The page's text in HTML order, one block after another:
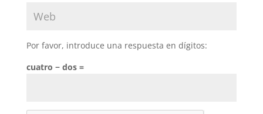
Por favor, introduce una respuesta en dígitos:
cuatro − dos =